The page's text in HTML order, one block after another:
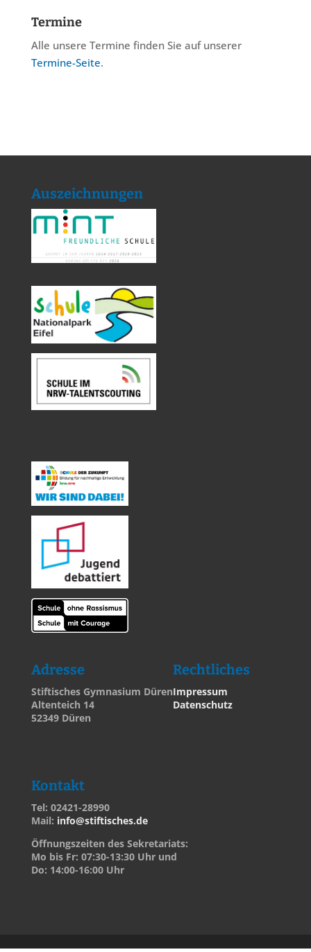
Termine
Alle unsere Termine finden Sie auf unserer
Termine-Seite.
Auszeichnungen
Adresse
Stiftisches Gymnasium Düren
Altenteich 14
52349 Düren
Rechtliches
Impressum
Datenschutz
Kontakt
Tel: 02421-28990
Mail: info@stiftisches.de
Öffnungszeiten des Sekretariats:
Mo bis Fr: 07:30-13:30 Uhr und
Do: 14:00-16:00 Uhr